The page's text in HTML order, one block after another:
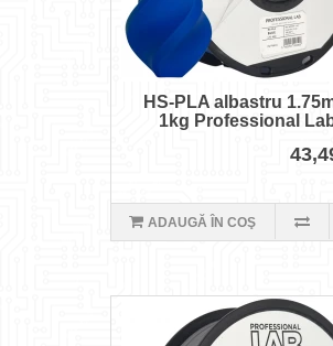
HS-PLA albastru
1kg Professional
ADAUGĂ ÎN COŞ